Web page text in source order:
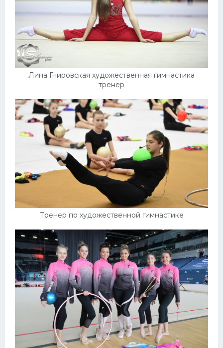
Лина Гнировская художественная гимнастика
тренер
Тренер по художественной гимнастике